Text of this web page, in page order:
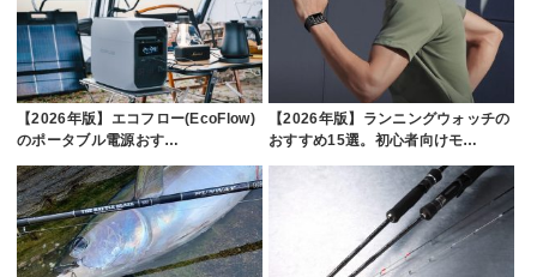
【2026年版】エコフロー(EcoFlow)
のポータブル電源おす…
【2026年版】ランニングウォッチの
おすすめ15選。初心者向けモ…